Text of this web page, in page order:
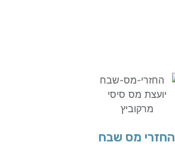
החזרי מס שבח